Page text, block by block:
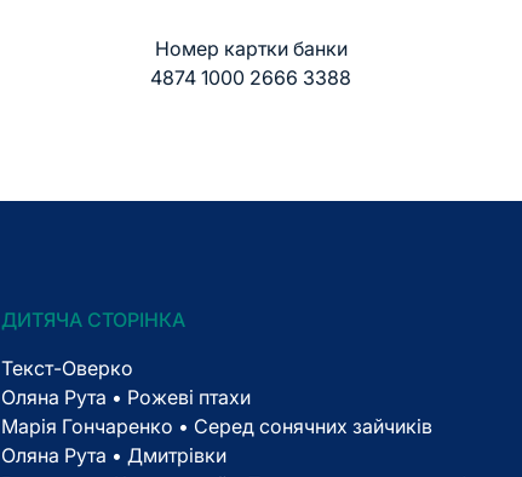
Номер картки банки
4874 1000 2666 3388
ДИТЯЧА СТОРІНКА
Текст-Оверко
Оляна Рута • Рожеві птахи
Марія Гончаренко • Серед сонячних зайчиків
Оляна Рута • Дмитрівки